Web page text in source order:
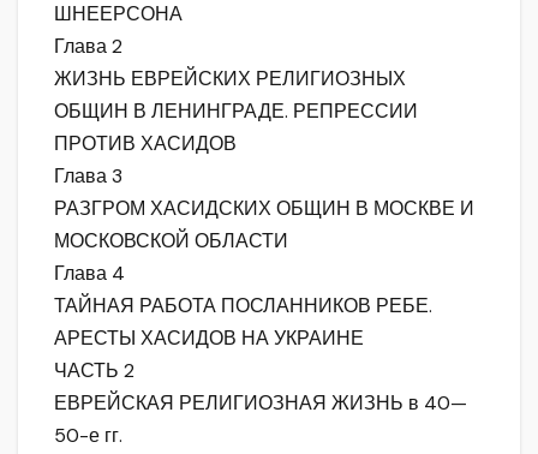
ШНЕЕРСОНА
Глава 2
ЖИЗНЬ ЕВРЕЙСКИХ РЕЛИГИОЗНЫХ
ОБЩИН В ЛЕНИНГРАДЕ. РЕПРЕССИИ
ПРОТИВ ХАСИДОВ
Глава 3
РАЗГРОМ ХАСИДСКИХ ОБЩИН В МОСКВЕ И
МОСКОВСКОЙ ОБЛАСТИ
Глава 4
ТАЙНАЯ РАБОТА ПОСЛАННИКОВ РЕБЕ.
АРЕСТЫ ХАСИДОВ НА УКРАИНЕ
ЧАСТЬ 2
ЕВРЕЙСКАЯ РЕЛИГИОЗНАЯ ЖИЗНЬ в 40—
50-е гг.